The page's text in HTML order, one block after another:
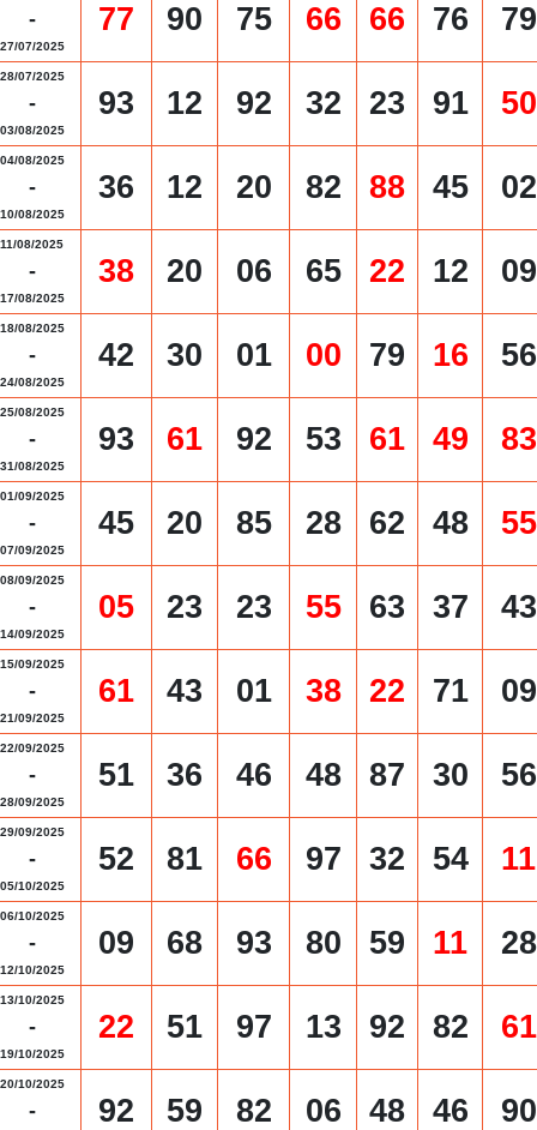
-
27/07/2025
77 90 75 66 66 76 79
28/07/2025
-
03/08/2025
93 12 92 32 23 91 50
04/08/2025
-
10/08/2025
36 12 20 82 88 45 02
11/08/2025
-
17/08/2025
38 20 06 65 22 12 09
18/08/2025
-
24/08/2025
42 30 01 00 79 16 56
25/08/2025
-
31/08/2025
93 61 92 53 61 49 83
01/09/2025
-
07/09/2025
45 20 85 28 62 48 55
08/09/2025
-
14/09/2025
05 23 23 55 63 37 43
15/09/2025
-
21/09/2025
61 43 01 38 22 71 09
22/09/2025
-
28/09/2025
51 36 46 48 87 30 56
29/09/2025
-
05/10/2025
52 81 66 97 32 54 11
06/10/2025
-
12/10/2025
09 68 93 80 59 11 28
13/10/2025
-
19/10/2025
22 51 97 13 92 82 61
20/10/2025
- 92 59 82 06 48 46 90